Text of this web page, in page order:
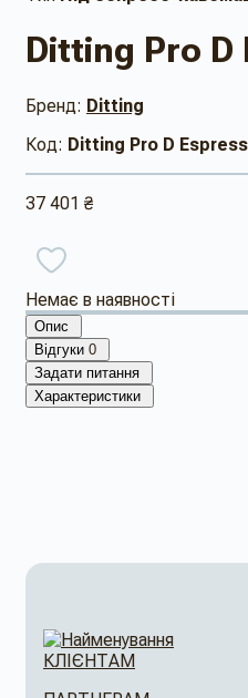
Ditting Pro D
Бренд: Ditting
Код: Ditting Pro D
37 401 ₴
Немає в наявності
Опис
Відгуки 0
Задати питання
Характеристики
КЛІЄНТАМ